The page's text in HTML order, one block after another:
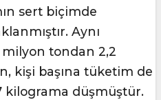
sert biçimde
Aynı
tondan 2,2
kişi başına tüketim de
kilograma düşmüştür.